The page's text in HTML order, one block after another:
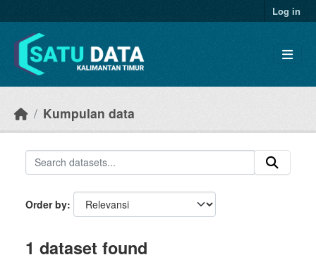
Log in
Kumpulan data
Order by
1 dataset found